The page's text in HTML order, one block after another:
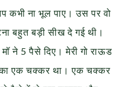
कभी ना भूल पाए। उस पर वो
बहुत बड़ी सीख दे गई थी।
ने 5 पैसे दिए। मेरी गो राऊड
एक चक्कर था। एक चक्कर